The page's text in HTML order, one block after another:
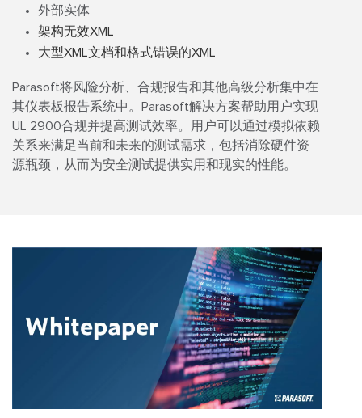
外部实体
架构无效XML
大型XML文档和格式错误的XML
Parasoft将风险分析、合规报告和其他高级分析集中在
其仪表板报告系统中。Parasoft解决方案帮助用户实现
UL 2900合规并提高测试效率。用户可以通过模拟依赖
关系来满足当前和未来的测试需求，包括消除硬件资
源瓶颈，从而为安全测试提供实用和现实的性能。